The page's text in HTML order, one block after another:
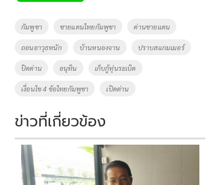
b
o
k
er y
Li
Tags
กัมพูชา ชายแดนไทยกัมพูชา ด่านชายแดน
ถอนอาวุธหนัก บ้านหนองจาน ปราบสแกมเมอร์
ปิดด่าน อนุทิน เก็บกู้ทุ่นระเบิด
เงื่อนไข 4 ข้อไทยกัมพูชา เปิดด่าน
ข่าวที่เกี่ยวข้อง